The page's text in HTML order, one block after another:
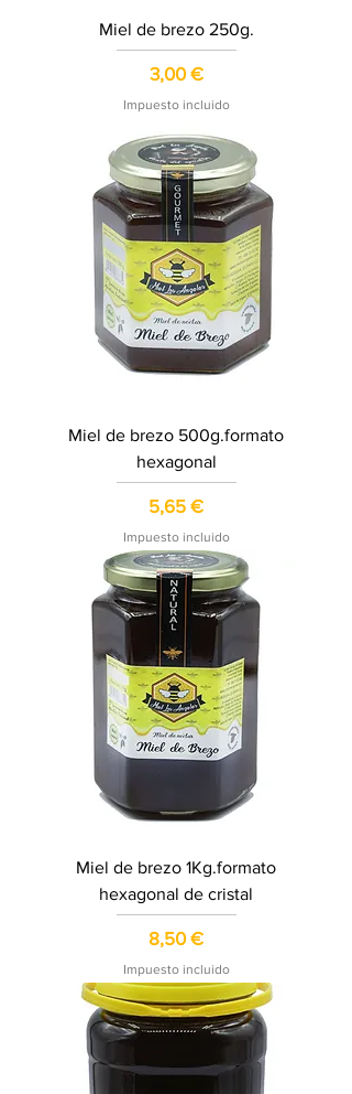
Miel de brezo 250g.
Precio
3,00 €
Impuesto incluido
Miel de brezo 500g.formato
hexagonal
Precio
5,65 €
Impuesto incluido
Miel de brezo 1Kg.formato
hexagonal de cristal
Precio
8,50 €
Impuesto incluido